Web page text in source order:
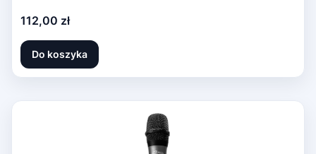
Cena
112,00 zł
Do koszyka